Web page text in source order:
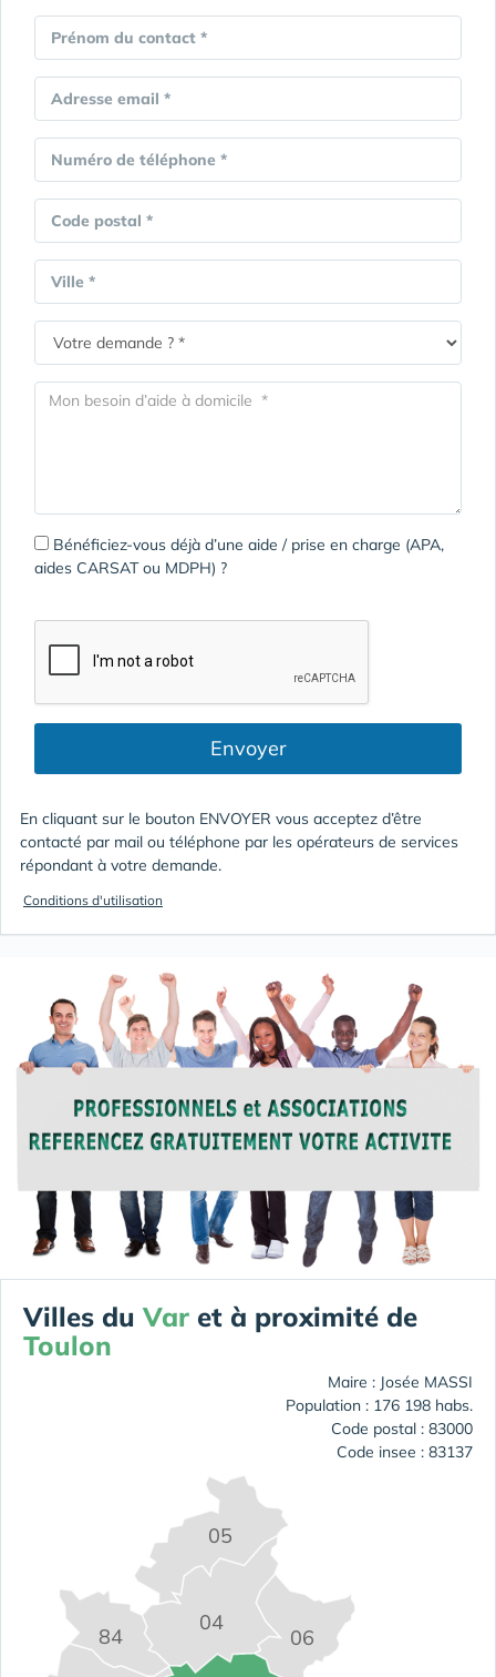
Prénom du contact *
Adresse email *
Numéro de téléphone *
Code postal *
Ville *
Bénéficiez-vous déjà d’une aide / prise en charge (APA,
aides CARSAT ou MDPH) ?
Envoyer
En cliquant sur le bouton ENVOYER vous acceptez d’être
contacté par mail ou téléphone par les opérateurs de services
répondant à votre demande.
Conditions d'utilisation
Villes du Var et à proximité de
Toulon
Maire : Josée MASSI
Population : 176 198 habs.
Code postal : 83000
Code insee : 83137
04
05
06
84